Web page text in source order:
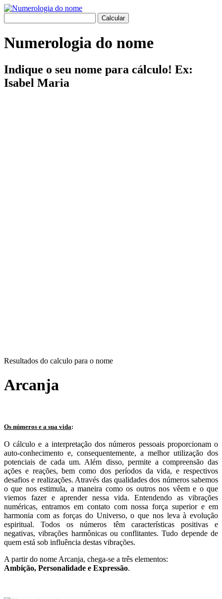
Numerologia do nome
Indique o seu nome para cálculo! Ex:
Isabel Maria
Resultados do calculo para o nome
Arcanja
Os números e a sua vida:
O cálculo e a interpretação dos números pessoais proporcionam o
auto-conhecimento e, consequentemente, a melhor utilização dos
potenciais de cada um. Além disso, permite a compreensão das
ações e reações, bem como dos períodos da vida, e respectivos
desafios e realizações. Através das qualidades dos números sabemos
o que nos estimula, a maneira como os outros nos vêem e o que
viemos fazer e aprender nessa vida. Entendendo as vibrações
numéricas, entramos em contato com nossa força superior e em
harmonia com as forças do Universo, o que nos leva à evolução
espiritual. Todos os números têm características positivas e
negativas, vibrações harmônicas ou conflitantes. Tudo depende de
quem está sob influência destas vibrações.
A partir do nome Arcanja, chega-se a três elementos:
Ambição, Personalidade e Expressão.